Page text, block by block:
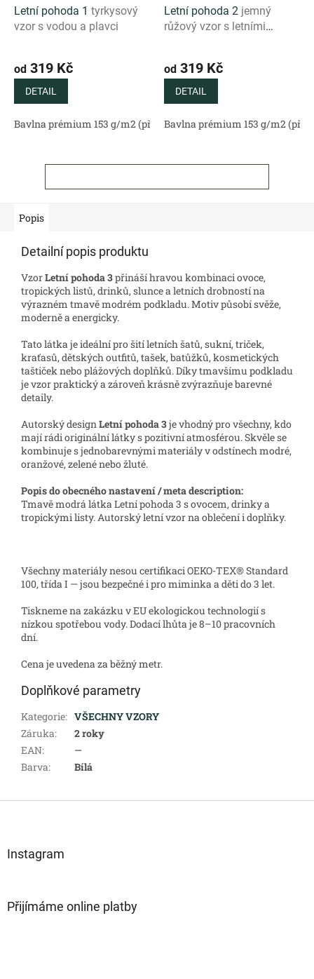
Letní pohoda 1 tyrkysový
vzor s vodou a plavci
od 319 Kč
DETAIL
Bavlna prémium 153 g/m2 (přírodní) Bavlněný satén 130 g/
Letní pohoda 2 jemný
růžový vzor s letními
od 319 Kč
DETAIL
Bavlna prémium 153 g/m2
Popis
Detailní popis produktu
VzorLetní pohoda 3přináší hravou kombinaci ovoce,
tropických listů, drinků, slunce a letních drobností na
výrazném tmavě modrém podkladu. Motiv působí svěže,
moderně a energicky.
Tato látka je ideální pro šití letních šatů, sukní, triček,
kraťasů, dětských outfitů, tašek, batůžků, kosmetických
taštiček nebo plážových doplňků. Díky tmavšímu podkladu
je vzor praktický a zároveň krásně zvýrazňuje barevné
detaily.
Autorský design Letní pohoda 3je vhodný pro všechny, kdo
mají rádi originální látky s pozitivní atmosférou. Skvěle se
kombinuje s jednobarevnými materiály v odstínech modré,
oranžové, zelené nebo žluté.
Popis do obecného nastavení / meta description:
Tmavě modrá látka Letní pohoda 3 s ovocem, drinky a
tropickými listy. Autorský letní vzor na oblečení i doplňky.
Všechny materiály nesou certifikaci OEKO-TEX® Standard
100, třída I — jsou bezpečné i pro miminka a děti do 3 let.
Tiskneme na zakázku v EU ekologickou technologií s
nízkou spotřebou vody. Dodací lhůta je 8–10 pracovních
dní.
Cena je uvedena za běžný metr.
Doplňkové parametry
Kategorie: VŠECHNY VZORY
Záruka:
2 roky
EAN:
—
Barva: Bílá
Instagram
Přijímáme online platby